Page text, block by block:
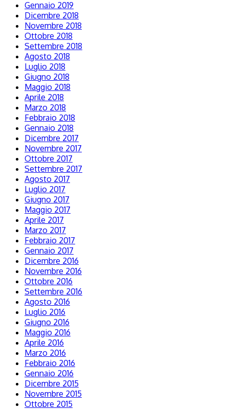
Gennaio 2019
Dicembre 2018
Novembre 2018
Ottobre 2018
Settembre 2018
Agosto 2018
Luglio 2018
Giugno 2018
Maggio 2018
Aprile 2018
Marzo 2018
Febbraio 2018
Gennaio 2018
Dicembre 2017
Novembre 2017
Ottobre 2017
Settembre 2017
Agosto 2017
Luglio 2017
Giugno 2017
Maggio 2017
Aprile 2017
Marzo 2017
Febbraio 2017
Gennaio 2017
Dicembre 2016
Novembre 2016
Ottobre 2016
Settembre 2016
Agosto 2016
Luglio 2016
Giugno 2016
Maggio 2016
Aprile 2016
Marzo 2016
Febbraio 2016
Gennaio 2016
Dicembre 2015
Novembre 2015
Ottobre 2015